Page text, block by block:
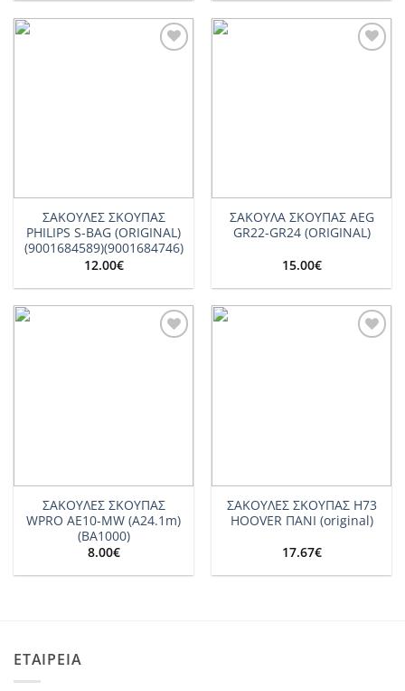
ΣΑΚΟΥΛΕΣ ΣΚΟΥΠΑΣ
PHILIPS S-BAG (ORIGINAL)
(9001684589)(9001684746)
12.00€
ΣΑΚΟΥΛΑ ΣΚΟΥΠΑΣ AEG
GR22-GR24 (ORIGINAL)
15.00€
ΣΑΚΟΥΛΕΣ ΣΚΟΥΠΑΣ
WPRO AE10-MW (A24.1m)
(BA1000)
8.00€
ΣΑΚΟΥΛΕΣ ΣΚΟΥΠΑΣ H73
HOOVER ΠΑΝΙ (original)
17.67€
ΕΤΑΙΡΕΙΑ